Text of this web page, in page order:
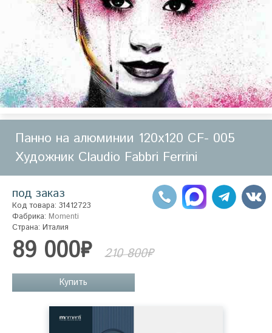
Панно на алюминии 120х120 CF- 005
Художник Claudio Fabbri Ferrini
под заказ
Код товара: 31412723
Фабрика: Momenti
Страна: Италия
89 000₽ 210 800₽
Купить